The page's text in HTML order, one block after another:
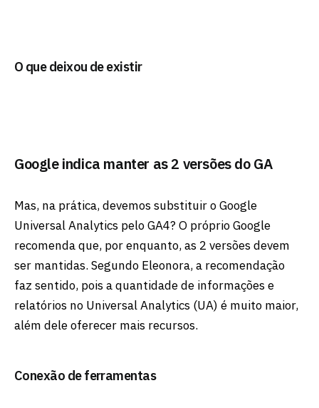
O que deixou de existir
Google indica manter as 2 versões do GA
Mas, na prática, devemos substituir o Google
Universal Analytics pelo GA4? O próprio Google
recomenda que, por enquanto, as 2 versões devem
ser mantidas. Segundo Eleonora, a recomendação
faz sentido, pois a quantidade de informações e
relatórios no Universal Analytics (UA) é muito maior,
além dele oferecer mais recursos.
Conexão de ferramentas